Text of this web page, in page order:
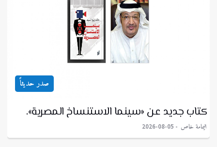
صدر حديثاً
كتاب جديد عن «سينما الاستنساخ المصرية».
اليمامة خاص 2026-08-05